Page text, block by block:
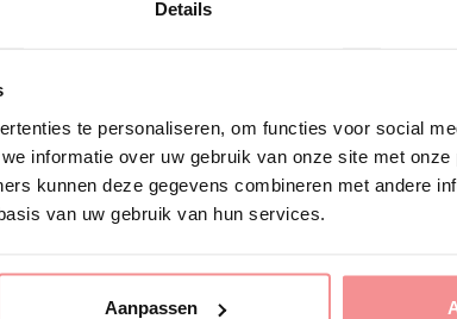
Details
te personaliseren, om functies voor social
informatie over uw gebruik van onze site met
kunnen deze gegevens combineren met andere
van uw gebruik van hun services.
Aanpassen
Klaar
in je
Wij zijn Nachtkastje, het
graag wat extra plezier in de